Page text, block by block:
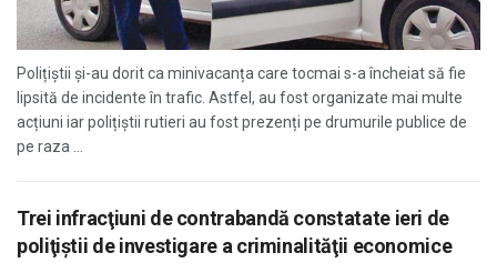
Polițiștii și-au dorit ca minivacanța care tocmai s-a încheiat să fie
lipsită de incidente în trafic. Astfel, au fost organizate mai multe
acțiuni iar polițiștii rutieri au fost prezenți pe drumurile publice de
pe raza ...
Trei infracţiuni de contrabandă constatate ieri de
poliţiştii de investigare a criminalităţii economice